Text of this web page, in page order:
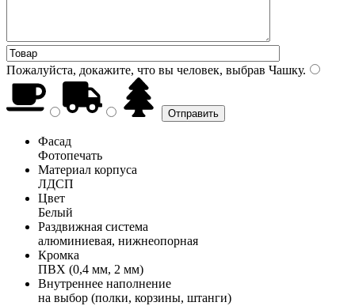
Пожалуйста, докажите, что вы человек, выбрав Чашку.
Фасад
Фотопечать
Материал корпуса
ЛДСП
Цвет
Белый
Раздвижная система
алюминиевая, нижнеопорная
Кромка
ПВХ (0,4 мм, 2 мм)
Внутреннее наполнение
на выбор (полки, корзины, штанги)